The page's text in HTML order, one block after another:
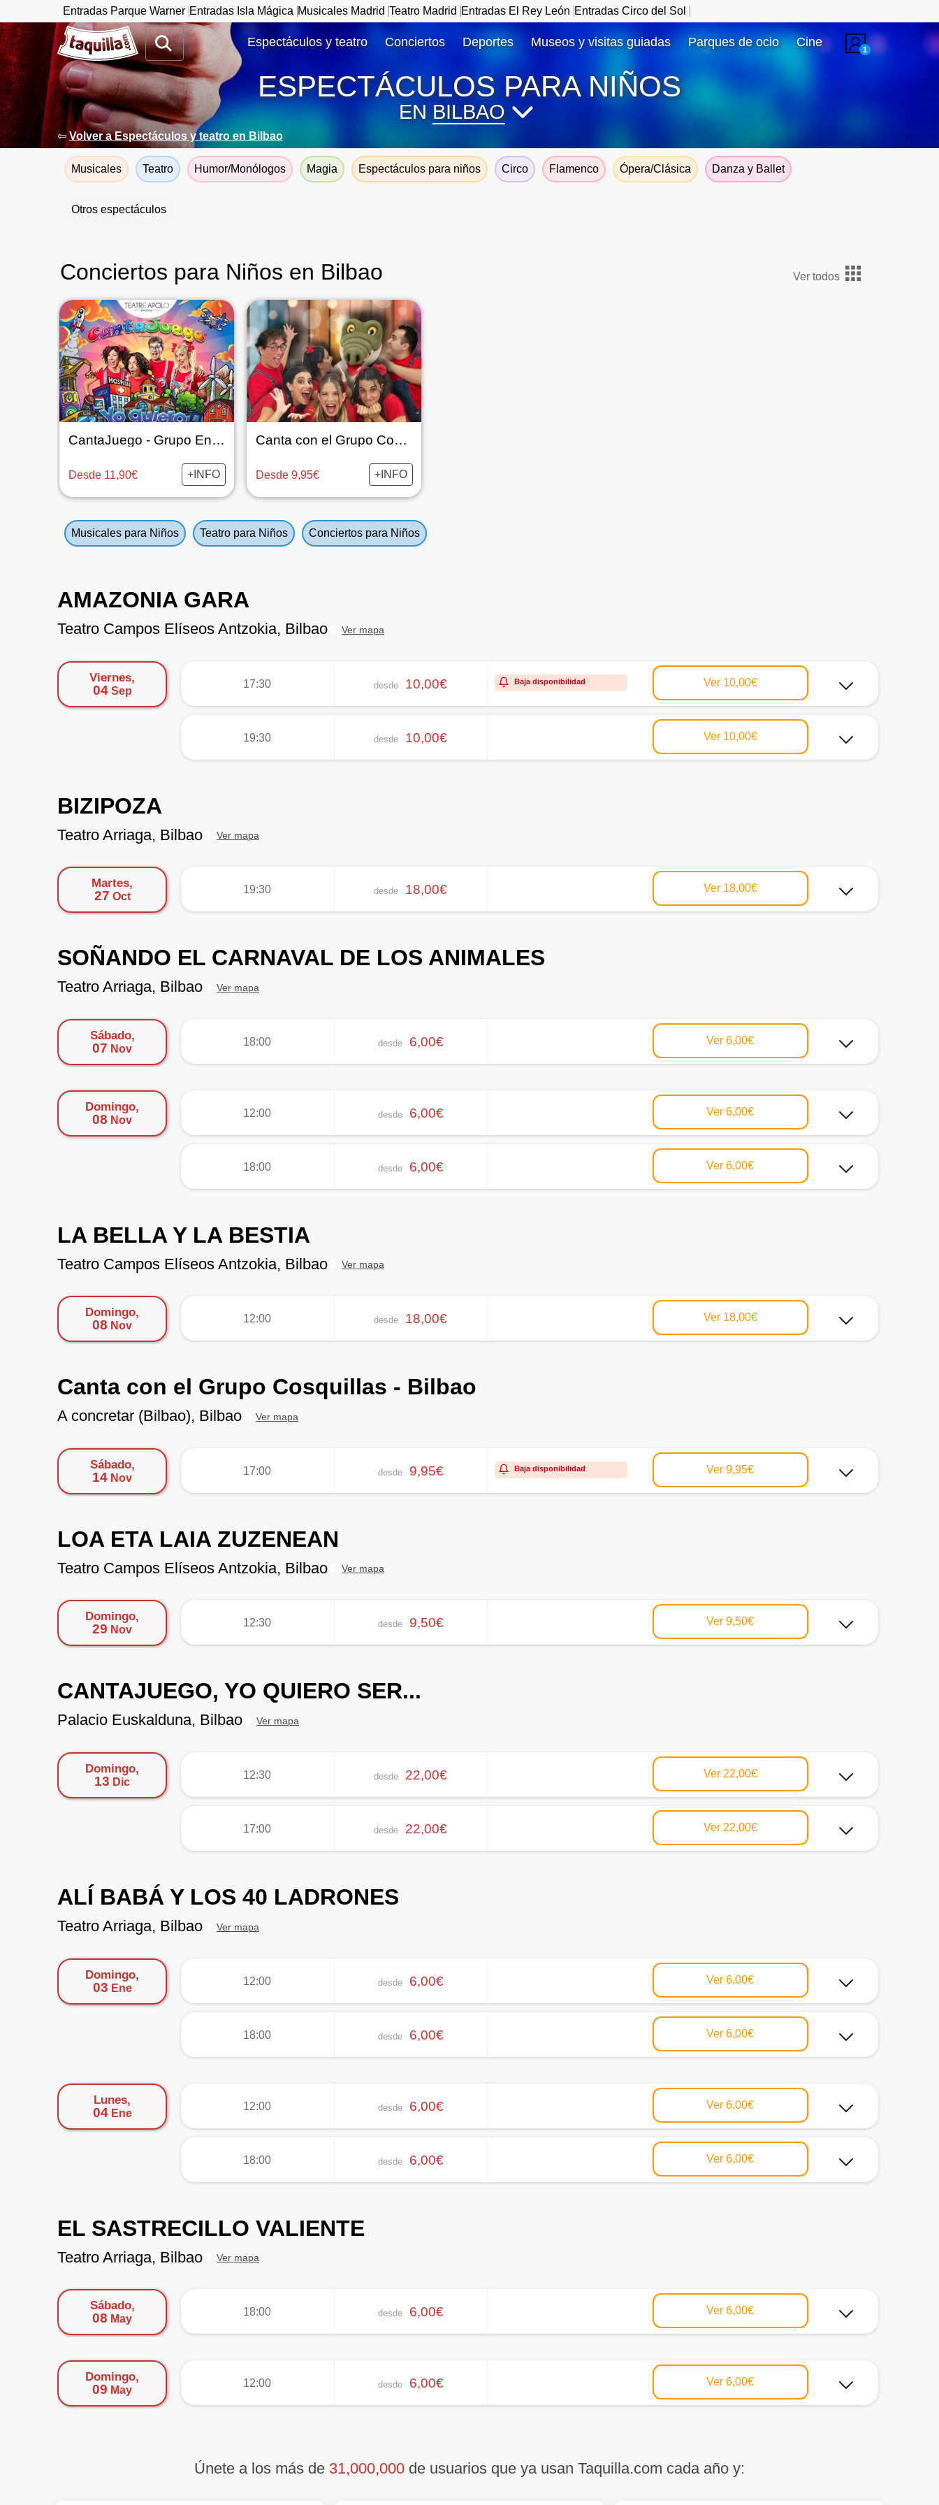
Entradas Parque Warner Entradas Isla Mágica Musicales Madrid Teatro Madrid Entradas El Rey León Entradas Circo del Sol
www.taquilla.com
1
Espectáculos y teatro Conciertos Deportes Museos y visitas guiadas Parques de ocio Cine
ESPECTÁCULOS PARA NIÑOS
ENBILBAO
⇦Volver a Espectáculos y teatro en Bilbao
Musicales Teatro Humor/Monólogos Magia Espectáculos para niños Circo Flamenco Ópera/Clásica Danza y Ballet
Otros espectáculos
Conciertos para Niños en Bilbao Ver todos
CantaJuego - Grupo EnCanto
Desde 11,90€ +INFO
Canta con el Grupo Cosquillas
Desde 9,95€ +INFO
Musicales para Niños Teatro para Niños Conciertos para Niños
AMAZONIA GARA
Teatro Campos Elíseos Antzokia, Bilbao Ver mapa
Viernes,
04Sep
17:30 desde 10,00€ Baja disponibilidad Ver 10,00€
19:30 desde 10,00€ Ver 10,00€
BIZIPOZA
Teatro Arriaga, Bilbao Ver mapa
Martes,
27 Oct
19:30 desde 18,00€ Ver 18,00€
SOÑANDO EL CARNAVAL DE LOS ANIMALES
Teatro Arriaga, Bilbao Ver mapa
Sábado,
07 Nov
18:00 desde 6,00€ Ver6,00€
Domingo,
08 Nov
12:00 desde 6,00€ Ver6,00€
18:00 desde 6,00€ Ver6,00€
LA BELLA Y LA BESTIA
Teatro Campos Elíseos Antzokia, Bilbao Ver mapa
Domingo,
08 Nov
12:00 desde 18,00€ Ver 18,00€
Canta con el Grupo Cosquillas - Bilbao
A concretar (Bilbao), Bilbao Ver mapa
Sábado,
14 Nov
17:00 desde 9,95€ Baja disponibilidad Ver9,95€
LOA ETA LAIA ZUZENEAN
Teatro Campos Elíseos Antzokia, Bilbao Ver mapa
Domingo,
29 Nov
12:30 desde 9,50€ Ver9,50€
CANTAJUEGO, YO QUIERO SER...
Palacio Euskalduna, Bilbao Ver mapa
Domingo,
13 Dic
12:30 desde 22,00€ Ver 22,00€
17:00 desde 22,00€ Ver 22,00€
ALÍ BABÁ Y LOS 40 LADRONES
Teatro Arriaga, Bilbao Ver mapa
Domingo,
03 Ene
12:00 desde 6,00€ Ver6,00€
18:00 desde 6,00€ Ver6,00€
Lunes,
04Ene
12:00 desde 6,00€ Ver6,00€
18:00 desde 6,00€ Ver6,00€
EL SASTRECILLO VALIENTE
Teatro Arriaga, Bilbao Ver mapa
Sábado,
08 May
18:00 desde 6,00€ Ver6,00€
Domingo,
09 May
12:00 desde 6,00€ Ver6,00€
Únete a los más de 31,000,000 de usuarios que ya usan Taquilla.com cada año y: